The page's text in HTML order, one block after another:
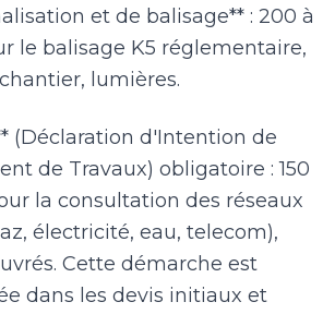
et de balisage** : 200 à
le balisage K5 réglementaire,
lumières.
(Déclaration d'Intention de
de Travaux) obligatoire : 150
la consultation des réseaux
électricité, eau, telecom),
Cette démarche est
dans les devis initiaux et